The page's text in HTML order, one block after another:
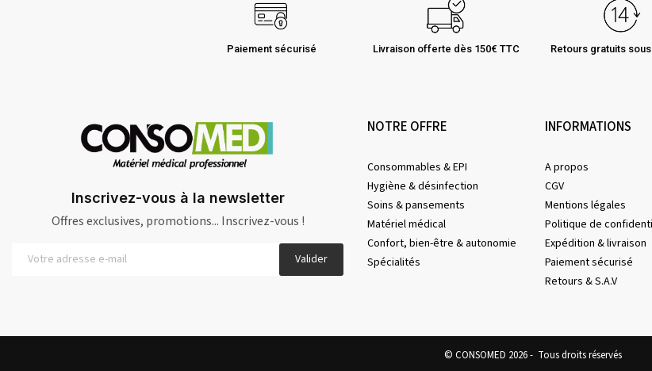
Paiement sécurisé Livraison offerte dès 150€ TTC Retours gratuits
Inscrivez-vous à la newsletter
Offres exclusives, promotions... Inscrivez-vous !
Valider
NOTRE OFFRE
Consommables & EPI
Hygiène & désinfection
Soins & pansements
Matériel médical
Confort, bien-être & autonomie
Spécialités
INFORMATIONS
A propos
CGV
Mentions légales
Politique de
Expédition & livraison
Paiement sécurisé
Retours & S.A.V
© CONSOMED 2026 - Tous droits réservés